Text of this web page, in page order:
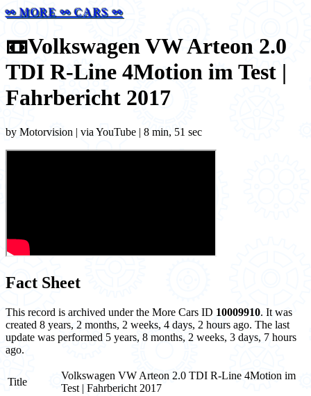
⚯ MORE ⚯ CARS ⚯
📼Volkswagen VW Arteon 2.0
TDI R-Line 4Motion im Test |
Fahrbericht 2017
by Motorvision | via YouTube | 8 min, 51 sec
Fact Sheet
This record is archived under the More Cars ID 10009910. It was
created 8 years, 2 months, 2 weeks, 4 days, 2 hours ago. The last
update was performed 5 years, 8 months, 2 weeks, 3 days, 7 hours
ago.
Title
Volkswagen VW Arteon 2.0 TDI R-Line 4Motion im
Test | Fahrbericht 2017